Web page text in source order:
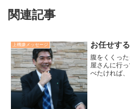
関連記事
上機嫌メッセージ お任せする
腹をくくっ
屋さんに行
べたければ、